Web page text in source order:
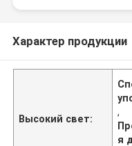
Характер продукции
Высокий свет:
,
я